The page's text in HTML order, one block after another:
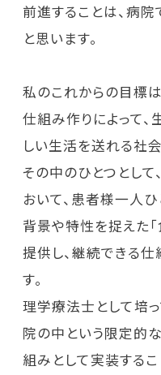
前進することは、病
と思います。
私のこれからの目標
仕組み作りによって
しい生活を送れる社会
その中のひとつとし
おいて、患者様一人
背景や特性を捉えた「
提供し、継続できる
す。
理学療法士として培
院の中という限定的
組みとして実装する